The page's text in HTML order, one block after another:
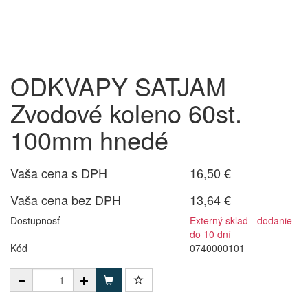
ODKVAPY SATJAM
Zvodové koleno 60st.
100mm hnedé
Vaša cena s DPH
16,50 €
Vaša cena bez DPH
13,64 €
Dostupnosť
Externý sklad - dodanie
do 10 dní
Kód
0740000101